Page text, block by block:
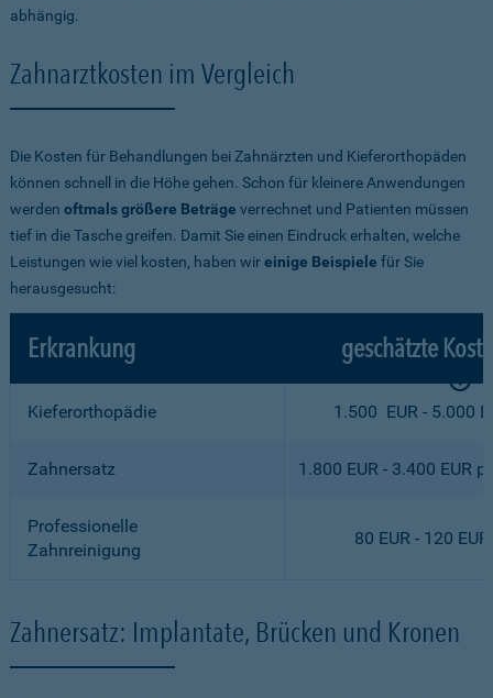
abhängig.
Zahnarztkosten im Vergleich
Die Kosten für Behandlungen bei Zahnärzten und Kieferorthopäden
können schnell in die Höhe gehen. Schon für kleinere Anwendungen
werden oftmals größere Beträge verrechnet und Patienten müssen
tief in die Tasche greifen. Damit Sie einen Eindruck erhalten, welche
Leistungen wie viel kosten, haben wireinige Beispiele für Sie
herausgesucht:
Erkrankung geschätzte
Kieferorthopädie 1.500 EUR - 5.000
Zahnersatz 1.800 EUR - 3.400 EUR
Professionelle
Zahnreinigung
80 EUR - 120 EUR
Zahnersatz: Implantate, Brücken und Kronen